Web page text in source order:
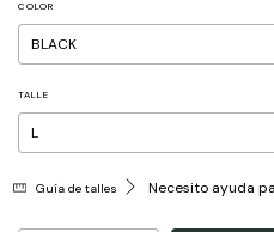
COLOR
TALLE
Guía de talles Necesito ayuda